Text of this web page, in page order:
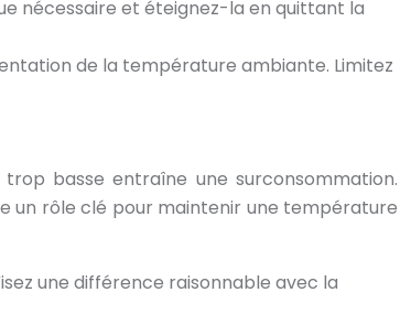
nécessaire et éteignez-la en quittant la
de la température ambiante. Limitez
basse entraîne une surconsommation.
un rôle clé pour maintenir une température
une différence raisonnable avec la